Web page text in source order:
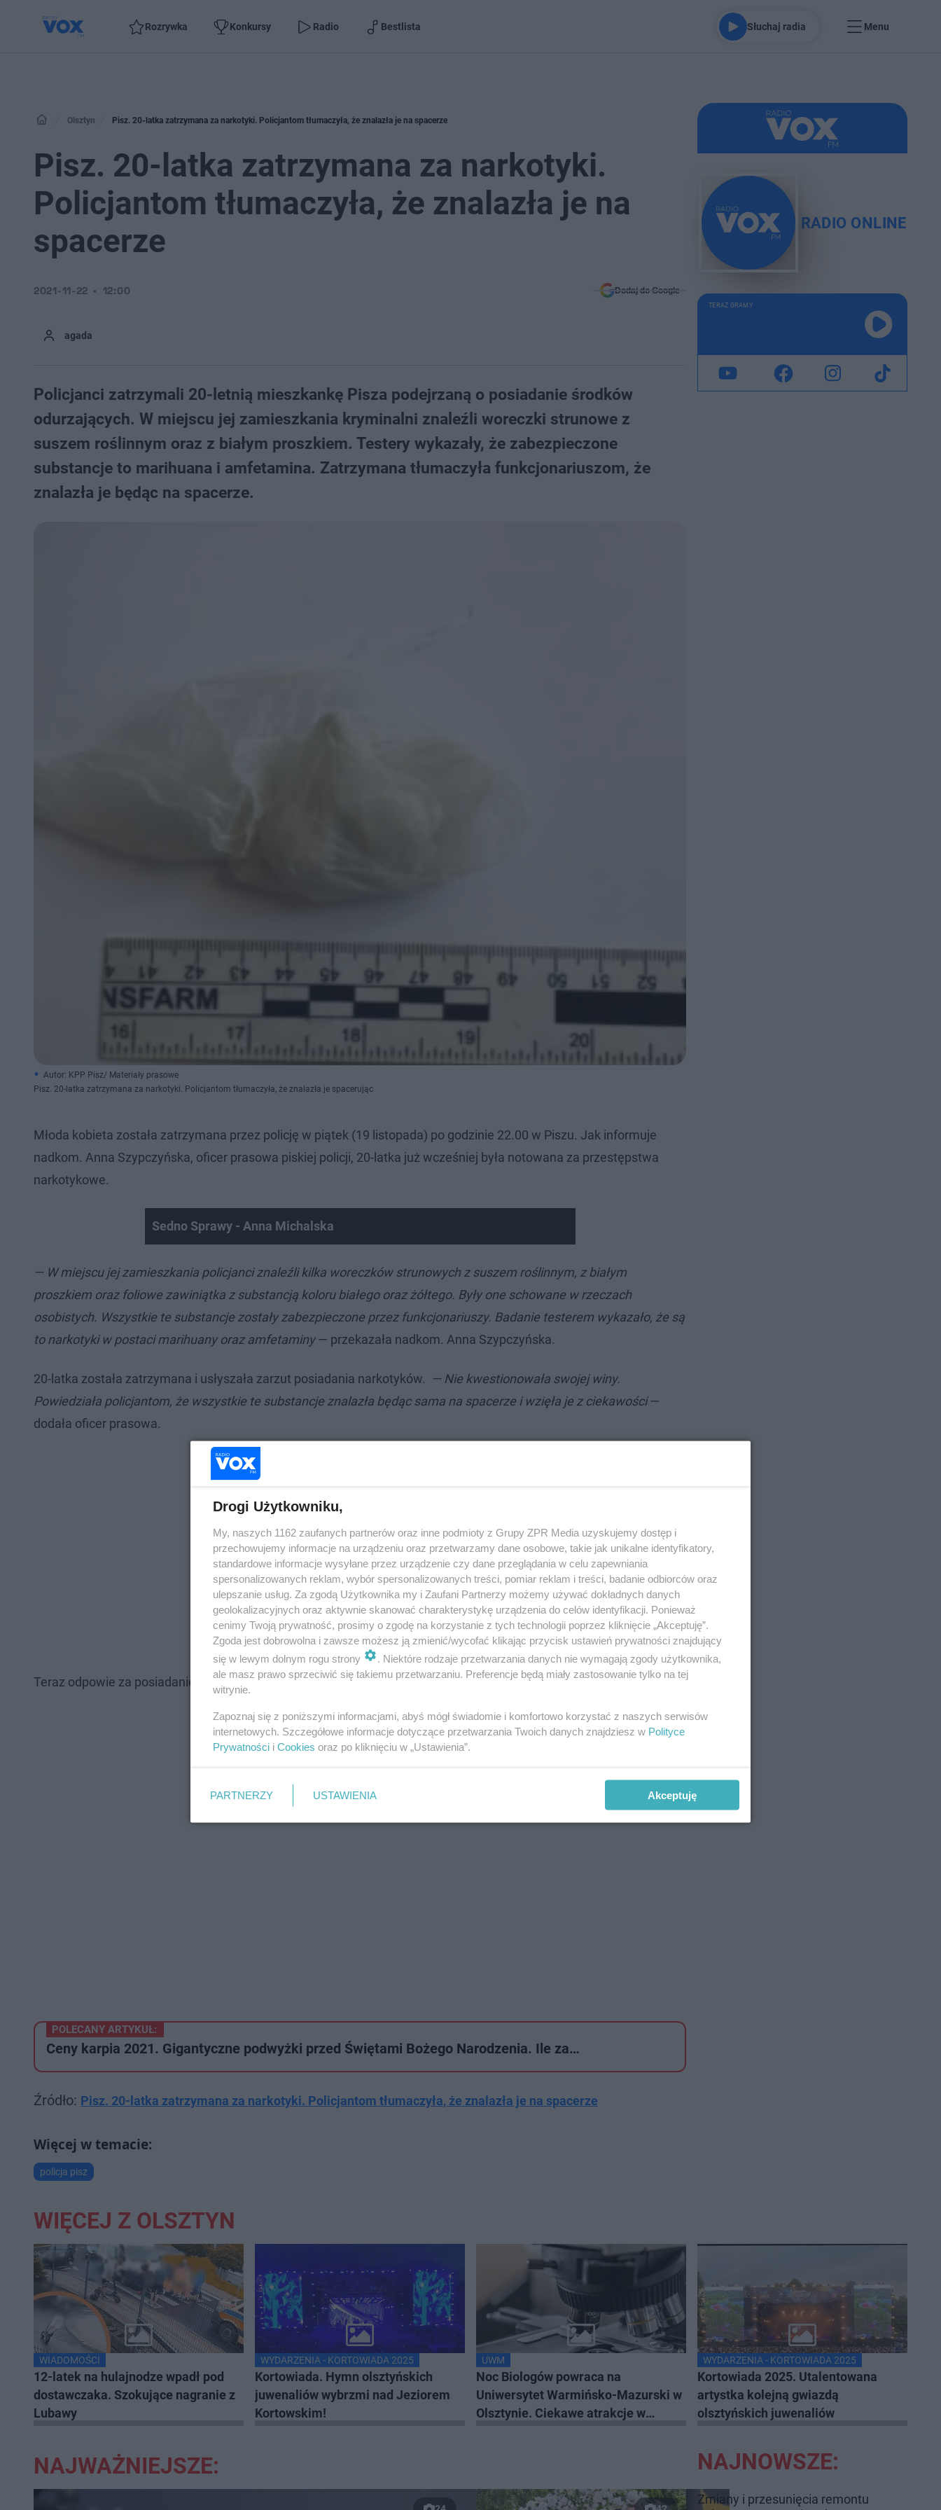
Rozrywka Konkursy Radio Bestlista Słuchaj radia Menu
Olsztyn Pisz. 20-latka zatrzymana za narkotyki. Policjantom tłumaczyła, że znalazła je na spacerze
Pisz. 20-latka zatrzymana za narkotyki.
Policjantom tłumaczyła, że znalazła je na
spacerze
agada
2021-11-22 12:00 Dodaj do Google
Policjanci zatrzymali 20-letnią mieszkankę Pisza podejrzaną o posiadanie środków
odurzających. W miejscu jej zamieszkania kryminalni znaleźli woreczki strunowe z
suszem roślinnym oraz z białym proszkiem. Testery wykazały, że zabezpieczone
substancje to marihuana i amfetamina. Zatrzymana tłumaczyła funkcjonariuszom, że
znalazła je będąc na spacerze.
Autor: KPP Pisz/ Materiały prasowe
Pisz. 20-latka zatrzymana za narkotyki. Policjantom tłumaczyła, że znalazła je spacerując
Młoda kobieta została zatrzymana przez policję w piątek (19 listopada) po godzinie 22.00 w Piszu. Jak informuje
nadkom. Anna Szypczyńska, oficer prasowa piskiej policji, 20-latka już wcześniej była notowana za przestępstwa
narkotykowe.
Sedno Sprawy - Anna Michalska
— W miejscu jej zamieszkania policjanci znaleźli kilka woreczków strunowych z suszem roślinnym, z białym
proszkiem oraz foliowe zawiniątka z substancją koloru białego oraz żółtego. Były one schowane w rzeczach
osobistych. Wszystkie te substancje zostały zabezpieczone przez funkcjonariuszy. Badanie testerem wykazało, że są
to narkotyki w postaci marihuany oraz amfetaminy— przekazała nadkom. Anna Szypczyńska.
20-latka została zatrzymana i usłyszała zarzut posiadania narkotyków.
— Nie kwestionowała swojej winy.
Powiedziała policjantom, że wszystkie te substancje znalazła będąc sama na spacerze i wzięła je z ciekawości—
dodała oficer prasowa.
Teraz odpowie za posiadanie środków odurzających, za co grozi jej kara nawet 3 lat pozbawienia wolności.
ESKA Olsztyn
POLECANY ARTYKUŁ:
Ceny karpia 2021. Gigantyczne podwyżki przed Świętami Bożego Narodzenia. Ile za…
Źródło: Pisz. 20-latka zatrzymana za narkotyki. Policjantom tłumaczyła, że znalazła je na spacerze
policja pisz
RADIO ONLINE
TERAZ GRAMY
WIĘCEJ Z OLSZTYN
WIADOMOŚCI
12-latek na hulajnodze wpadł pod
dostawczaka. Szokujące nagranie z
Lubawy
WYDARZENIA - KORTOWIADA 2025
Kortowiada. Hymn olsztyńskich
juwenaliów wybrzmi nad Jeziorem
Kortowskim!
UWM
Noc Biologów powraca na
Uniwersytet Warmińsko-Mazurski w
Olsztynie. Ciekawe atrakcje w
WYDARZENIA - KORTOWIADA 2025
Kortowiada 2025. Utalentowana
artystka kolejną gwiazdą
olsztyńskich juwenaliów
NAJWAŻNIEJSZE: NAJNOWSZE:
Zmiany i przesunięcia remontu
Drogi Użytkowniku,
My, naszych 1162 zaufanych partnerów oraz inne podmioty z Grupy ZPR Media uzyskujemy dostęp i
przechowujemy informacje na urządzeniu oraz przetwarzamy dane osobowe, takie jak unikalne identyfikatory,
standardowe informacje wysyłane przez urządzenie czy dane przeglądania w celu zapewniania
spersonalizowanych reklam, wybór spersonalizowanych treści, pomiar reklam i treści, badanie odbiorców oraz
ulepszanie usług. Za zgodą Użytkownika my i Zaufani Partnerzy możemy używać dokładnych danych
geolokalizacyjnych oraz aktywnie skanować charakterystykę urządzenia do celów identyfikacji. Ponieważ
cenimy Twoją prywatność, prosimy o zgodę na korzystanie z tych technologii poprzez kliknięcie „Akceptuję”.
Zgoda jest dobrowolna i zawsze możesz ją zmienić/wycofać klikając przycisk ustawień prywatności znajdujący
się w lewym dolnym rogu strony
. Niektóre rodzaje przetwarzania danych nie wymagają zgody użytkownika,
ale masz prawo sprzeciwić się takiemu przetwarzaniu. Preferencje będą miały zastosowanie tylko na tej
witrynie.
Zapoznaj się z poniższymi informacjami, abyś mógł świadomie i komfortowo korzystać z naszych serwisów
internetowych. Szczegółowe informacje dotyczące przetwarzania Twoich danych znajdziesz w Polityce
Prywatności i Cookies oraz po kliknięciu w „Ustawienia”.
PARTNERZY USTAWIENIA Akceptuję